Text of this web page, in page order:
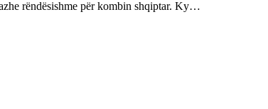
rëndësishme për kombin shqiptar. Ky…